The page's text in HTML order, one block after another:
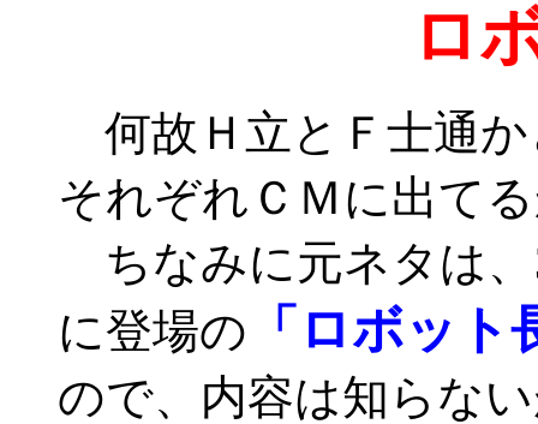
ロ
何故Ｈ立とＦ士通か
それぞれＣＭに出て
ちなみに元ネタは、
に登場の 「ロボット
ので、内容は知らな